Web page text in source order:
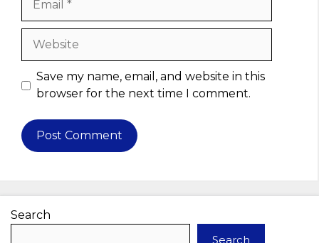
Website
Save my name, email, and website in this
browser for the next time I comment.
Search
Search